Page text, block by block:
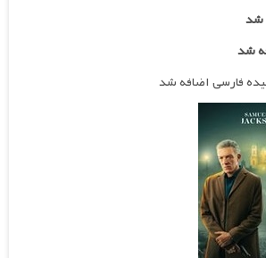
فارسی اضافه شد